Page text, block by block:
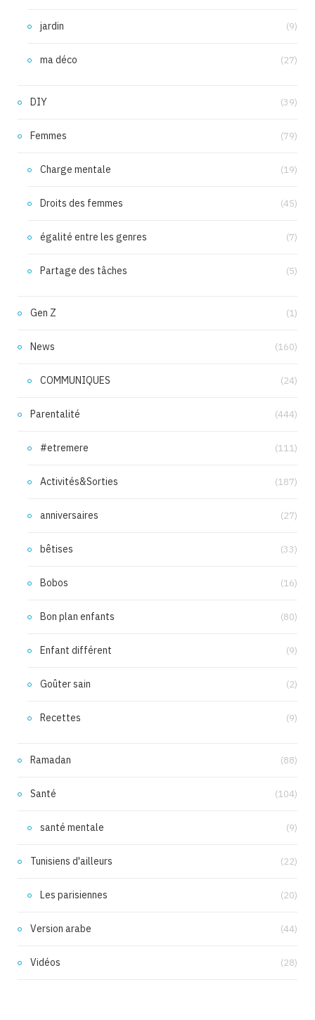
jardin (9)
ma déco (27)
DIY (39)
Femmes (79)
Charge mentale (19)
Droits des femmes (45)
égalité entre les genres (7)
Partage des tâches (5)
Gen Z (1)
News (160)
COMMUNIQUES (24)
Parentalité (444)
#etremere (111)
Activités&Sorties (187)
anniversaires (27)
bêtises (33)
Bobos (16)
Bon plan enfants (80)
Enfant différent (9)
Goûter sain (2)
Recettes (9)
Ramadan (88)
Santé (104)
santé mentale (9)
Tunisiens d'ailleurs (22)
Les parisiennes (20)
Version arabe (44)
Vidéos (28)